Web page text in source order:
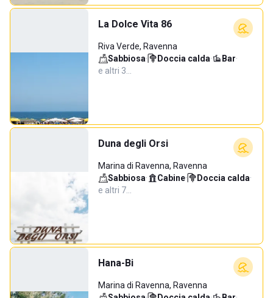
La Dolce Vita 86
Riva Verde, Ravenna
Sabbiosa· Doccia calda· Bar·
e altri 3…
Duna degli Orsi
Marina di Ravenna, Ravenna
Sabbiosa· Cabine· Doccia calda·
e altri 7…
Hana-Bi
Marina di Ravenna, Ravenna